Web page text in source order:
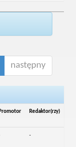
następny
Promotor Redaktor(rzy)
-